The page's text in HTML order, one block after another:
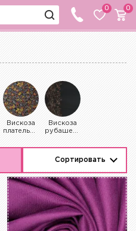
0 0
Вискоза
плательная
Вискоза
рубашечная
Сортировать